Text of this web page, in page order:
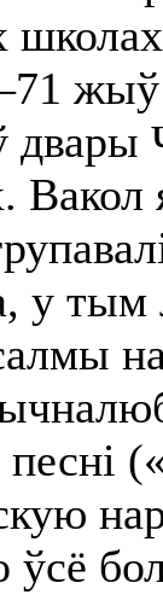
Вакол
у
ўсё